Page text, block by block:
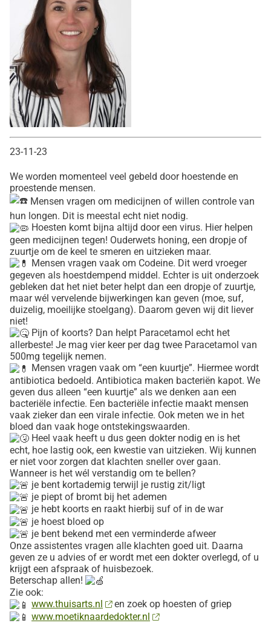
23-11-23
We worden momenteel veel gebeld door hoestende en
proestende mensen.
Mensen vragen om medicijnen of willen controle van
hun longen. Dit is meestal echt niet nodig.
Hoesten komt bijna altijd door een virus. Hier helpen
geen medicijnen tegen! Ouderwets honing, een dropje of
zuurtje om de keel te smeren en uitzieken maar.
Mensen vragen vaak om Codeine. Dit werd vroeger
gegeven als hoestdempend middel. Echter is uit onderzoek
gebleken dat het niet beter helpt dan een dropje of zuurtje,
maar wél vervelende bijwerkingen kan geven (moe, suf,
duizelig, moeilijke stoelgang). Daarom geven wij dit liever
niet!
Pijn of koorts? Dan helpt Paracetamol echt het
allerbeste! Je mag vier keer per dag twee Paracetamol van
500mg tegelijk nemen.
Mensen vragen vaak om “een kuurtje”. Hiermee wordt
antibiotica bedoeld. Antibiotica maken bacteriën kapot. We
geven dus alleen “een kuurtje” als we denken aan een
bacteriële infectie. Een bacteriële infectie maakt mensen
vaak zieker dan een virale infectie. Ook meten we in het
bloed dan vaak hoge ontstekingswaarden.
Heel vaak heeft u dus geen dokter nodig en is het
echt, hoe lastig ook, een kwestie van uitzieken. Wij kunnen
er niet voor zorgen dat klachten sneller over gaan.
Wanneer is het wél verstandig om te bellen?
je bent kortademig terwijl je rustig zit/ligt
je piept of bromt bij het ademen
je hebt koorts en raakt hierbij suf of in de war
je hoest bloed op
je bent bekend met een verminderde afweer
Onze assistentes vragen alle klachten goed uit. Daarna
geven ze u advies of er wordt met een dokter overlegd, of u
krijgt een afspraak of huisbezoek.
Beterschap allen!
Zie ook:
www.thuisarts.nl
en zoek op hoesten of griep
www.moetiknaardedokter.nl